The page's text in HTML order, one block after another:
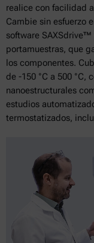
realice con facilidad
Cambie sin esfuerzo
software
portamuestras, que
los componentes.
de -150 °C a 500 °C,
nanoestructurales
estudios
termostatizados,